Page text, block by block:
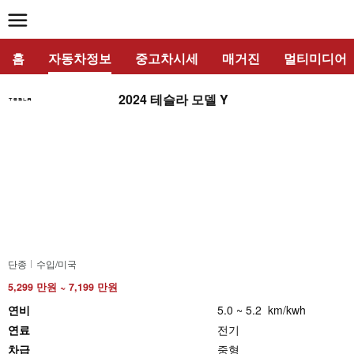
홈 자동차정보 중고차시세 매거진 멀티미디어
2024 테슬라 모델 Y
단종 수입/미국
5,299 만원 ~ 7,199 만원
연비
5.0 ~ 5.2 km/kwh
연료
전기
차급
중형